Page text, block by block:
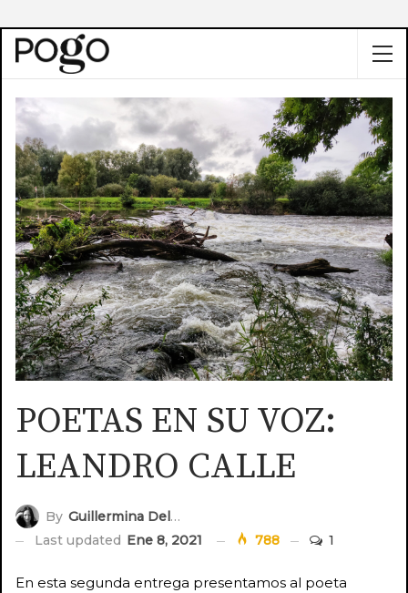
POETAS EN SU VOZ:
LEANDRO CALLE
By Guillermina Delupi
Last updated Ene 8, 2021 788 1
En esta segunda entrega presentamos al poeta